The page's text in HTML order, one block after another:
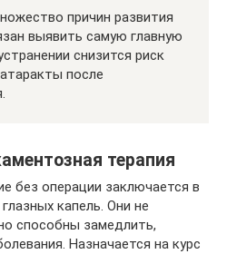
причин развития
выявить самую главную
снизится риск
после
терапия
без операции заключается в
капель. Они не
способны замедлить,
Назначается на курс